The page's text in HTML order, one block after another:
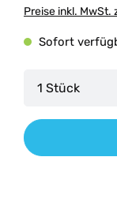
Preise inkl. MwSt.
Sofort
Produkt